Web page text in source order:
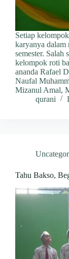
Setiap
karyanya
semester. Salah
kelompok roti
ananda Rafael
Naufal
Mizanul Amal,
qurani
Tahu Bakso,